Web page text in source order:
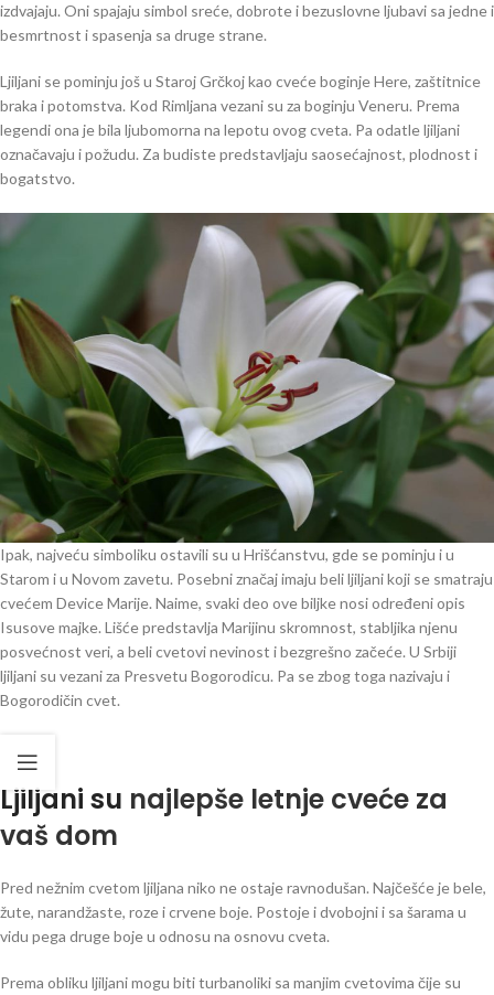
izdvajaju. Oni spajaju simbol sreće, dobrote i bezuslovne ljubavi sa jedne i
besmrtnost i spasenja sa druge strane.
Ljiljani se pominju još u Staroj Grčkoj kao cveće boginje Here, zaštitnice
braka i potomstva. Kod Rimljana vezani su za boginju Veneru. Prema
legendi ona je bila ljubomorna na lepotu ovog cveta. Pa odatle ljiljani
označavaju i požudu. Za budiste predstavljaju saosećajnost, plodnost i
bogatstvo.
Ipak, najveću simboliku ostavili su u Hrišćanstvu, gde se pominju i u
Starom i u Novom zavetu. Posebni značaj imaju beli ljiljani koji se smatraju
cvećem Device Marije. Naime, svaki deo ove biljke nosi određeni opis
Isusove majke. Lišće predstavlja Marijinu skromnost, stabljika njenu
posvećnost veri, a beli cvetovi nevinost i bezgrešno začeće. U Srbiji
ljiljani su vezani za Presvetu Bogorodicu. Pa se zbog toga nazivaju i
Bogorodičin cvet.
Ljiljani su najlepše letnje cveće za
vaš dom
Pred nežnim cvetom ljiljana niko ne ostaje ravnodušan. Najčešće je bele,
žute, narandžaste, roze i crvene boje. Postoje i dvobojni i sa šarama u
vidu pega druge boje u odnosu na osnovu cveta.
Prema obliku ljiljani mogu biti turbanoliki sa manjim cvetovima čije su